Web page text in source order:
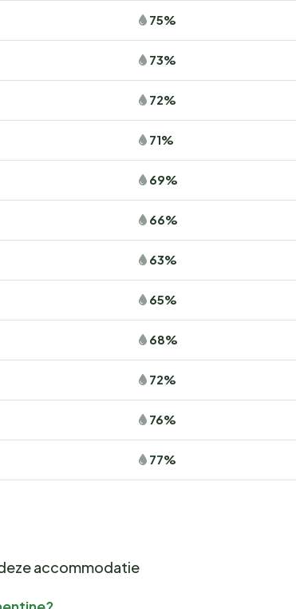
75%
73%
72%
71%
69%
66%
63%
65%
68%
72%
76%
77%
accommodatie